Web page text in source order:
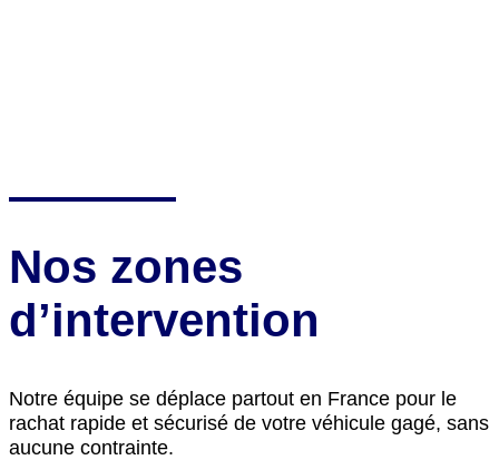
Nos zones
d’intervention
Notre équipe se déplace partout en France pour le
rachat rapide et sécurisé de votre véhicule gagé, sans
aucune contrainte.